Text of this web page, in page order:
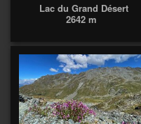
Lac du Grand Désert
2642 m